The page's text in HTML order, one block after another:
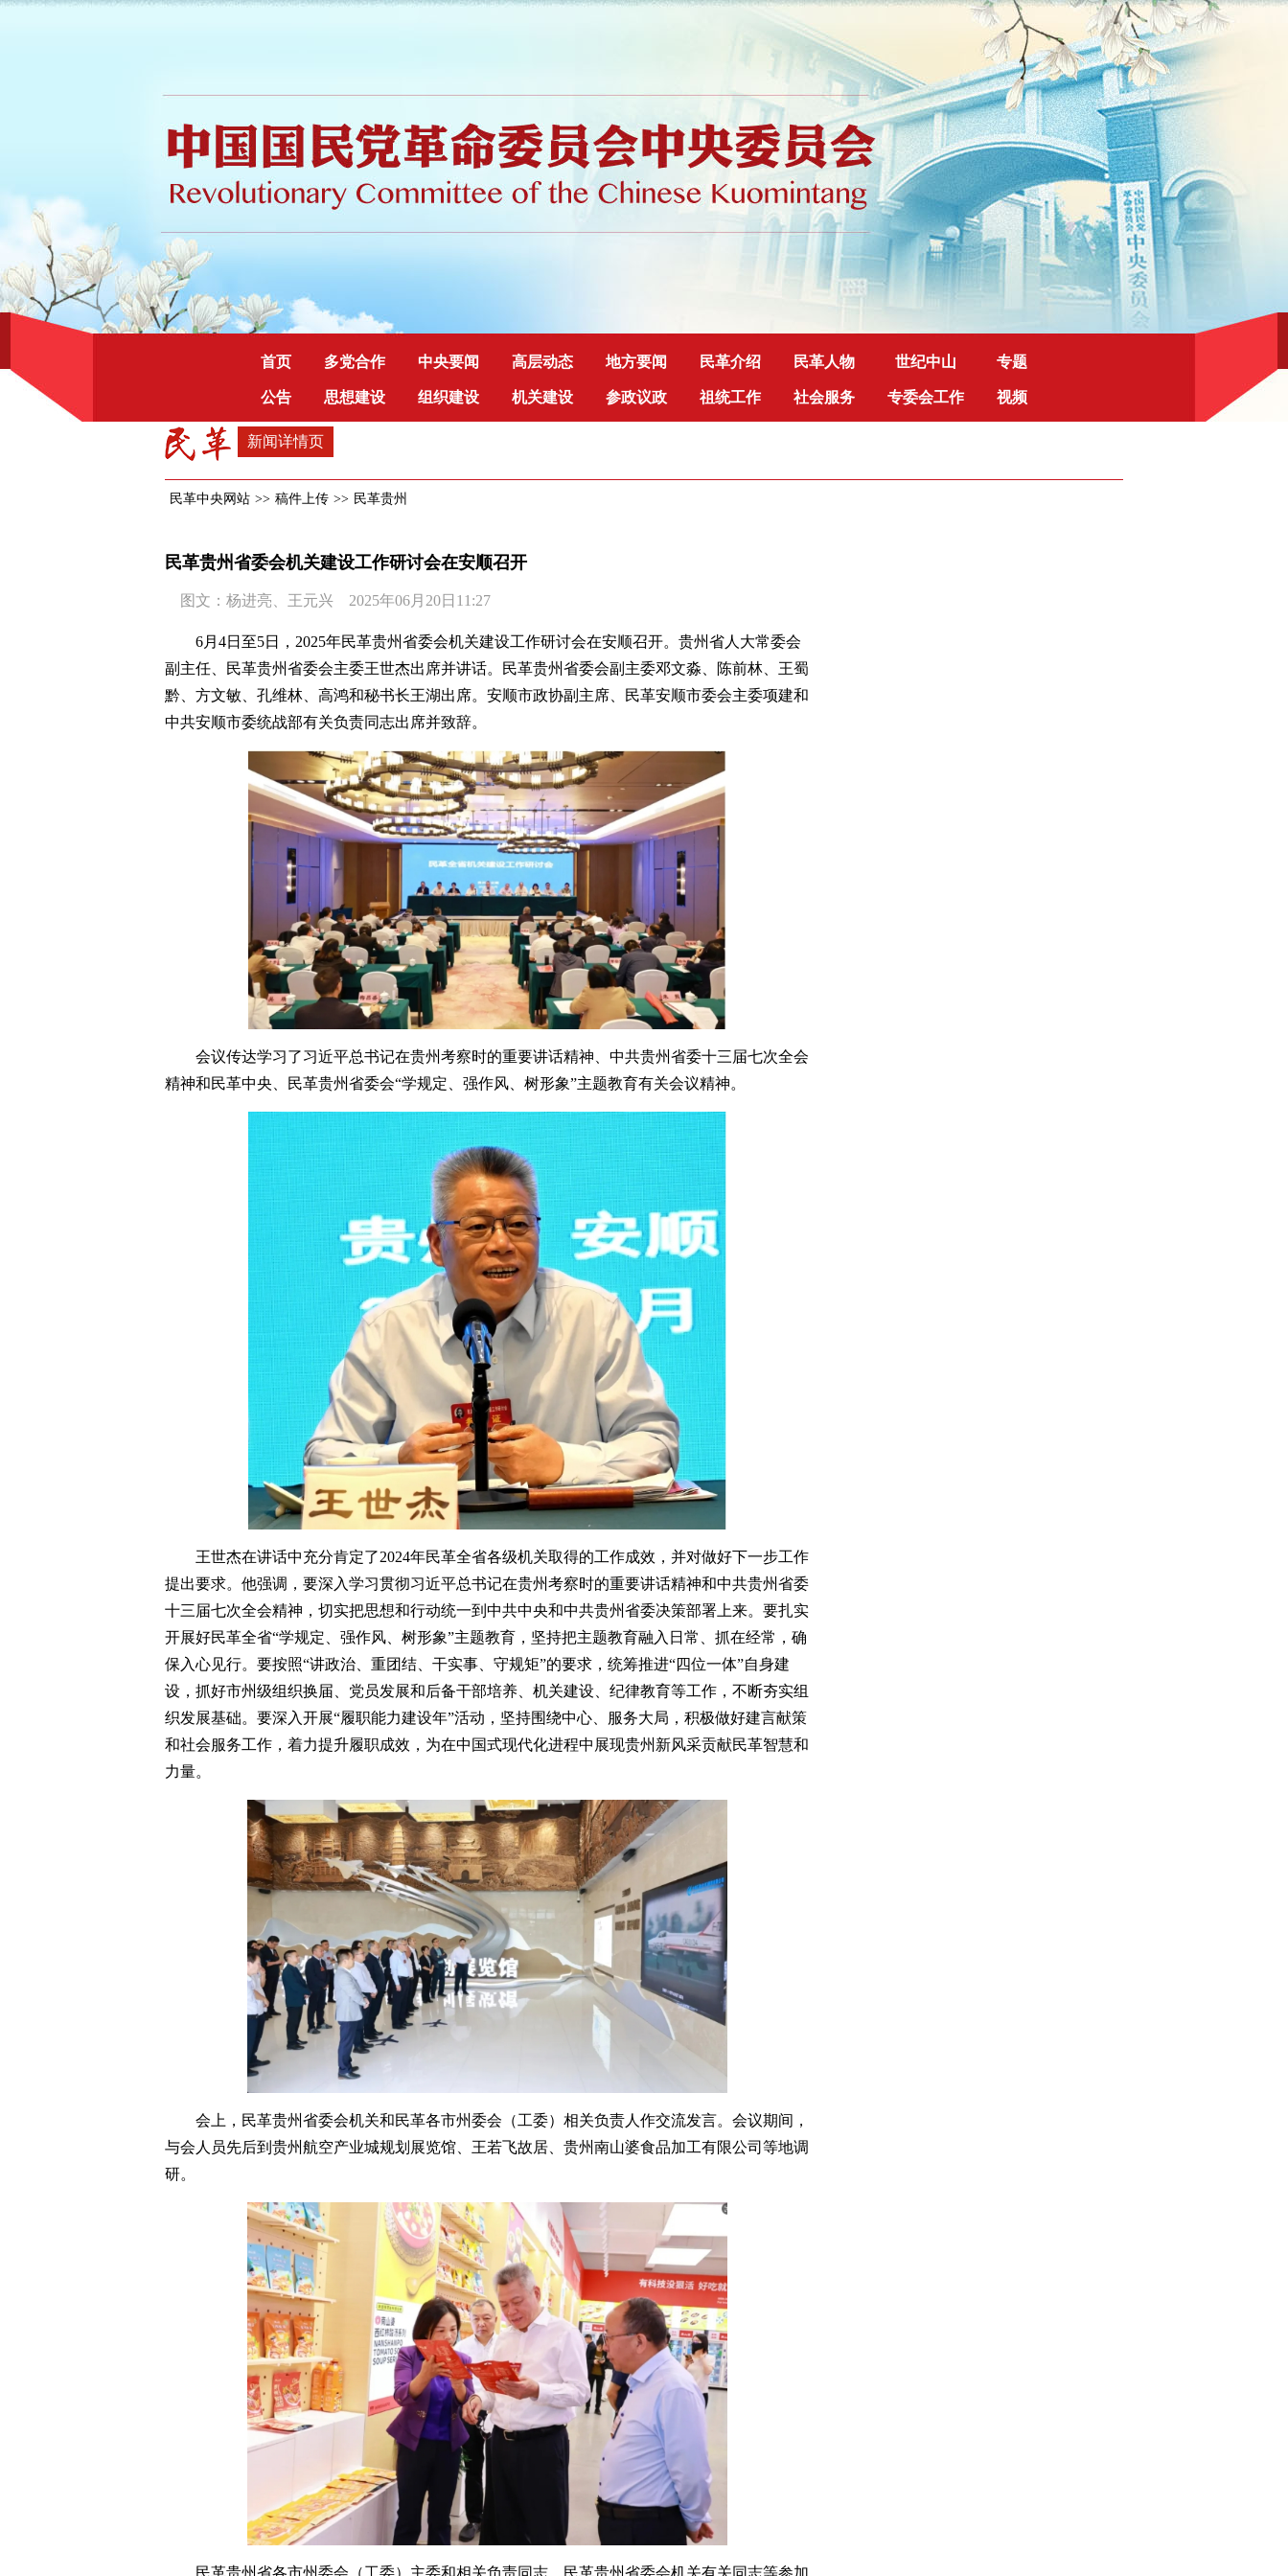
首页 多党合作 中央要闻 高层动态 地方要闻 民革介绍 民革人物 世纪中山 专题
公告 思想建设 组织建设 机关建设 参政议政 祖统工作 社会服务 专委会工作 视频
新闻详情页
民革中央网站 >> 稿件上传 >> 民革贵州
民革贵州省委会机关建设工作研讨会在安顺召开
图文：杨进亮、王元兴 2025年06月20日11:27
6月4日至5日，2025年民革贵州省委会机关建设工作研讨会在安顺召开。贵州省人大常委会
副主任、民革贵州省委会主委王世杰出席并讲话。民革贵州省委会副主委邓文淼、陈前林、王蜀
黔、方文敏、孔维林、高鸿和秘书长王湖出席。安顺市政协副主席、民革安顺市委会主委项建和
中共安顺市委统战部有关负责同志出席并致辞。
会议传达学习了习近平总书记在贵州考察时的重要讲话精神、中共贵州省委十三届七次全会
精神和民革中央、民革贵州省委会“学规定、强作风、树形象”主题教育有关会议精神。
王世杰在讲话中充分肯定了2024年民革全省各级机关取得的工作成效，并对做好下一步工作
提出要求。他强调，要深入学习贯彻习近平总书记在贵州考察时的重要讲话精神和中共贵州省委
十三届七次全会精神，切实把思想和行动统一到中共中央和中共贵州省委决策部署上来。要扎实
开展好民革全省“学规定、强作风、树形象”主题教育，坚持把主题教育融入日常、抓在经常，确
保入心见行。要按照“讲政治、重团结、干实事、守规矩”的要求，统筹推进“四位一体”自身建
设，抓好市州级组织换届、党员发展和后备干部培养、机关建设、纪律教育等工作，不断夯实组
织发展基础。要深入开展“履职能力建设年”活动，坚持围绕中心、服务大局，积极做好建言献策
和社会服务工作，着力提升履职成效，为在中国式现代化进程中展现贵州新风采贡献民革智慧和
力量。
会上，民革贵州省委会机关和民革各市州委会（工委）相关负责人作交流发言。会议期间，
与会人员先后到贵州航空产业城规划展览馆、王若飞故居、贵州南山婆食品加工有限公司等地调
研。
民革贵州省各市州委会（工委）主委和相关负责同志，民革贵州省委会机关有关同志等参加